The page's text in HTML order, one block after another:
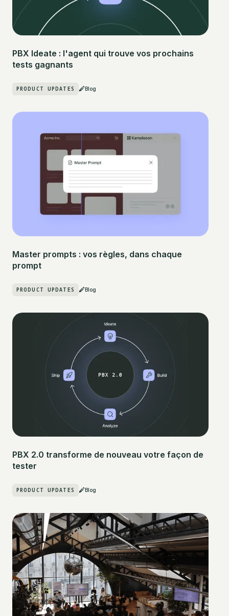
PBX Ideate : l'agent qui trouve vos prochains
tests gagnants
PRODUCT UPDATES Blog
Master prompts : vos règles, dans chaque
prompt
PRODUCT UPDATES Blog
PBX 2.0 transforme de nouveau votre façon de
tester
PRODUCT UPDATES Blog